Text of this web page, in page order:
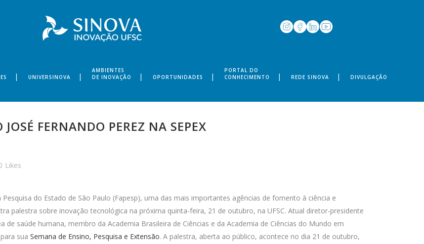
UNIVERSINOVA
AMBIENTES
DE INOVAÇÃO
OPORTUNIDADES
PORTAL DO
CONHECIMENTO
REDE SINOVA DIVULGAÇÃO
FERNANDO PEREZ NA SEPEX
Likes
do Estado de São Paulo (Fapesp), uma das mais importantes agências de fomento à ciência e
palestra sobre inovação tecnológica na próxima quinta-feira, 21 de outubro, na UFSC. Atual diretor-presidente
saúde humana, membro da Academia Brasileira de Ciências e da Academia de Ciências do Mundo em
sua Semana de Ensino, Pesquisa e Extensão. A palestra, aberta ao público, acontece no dia 21 de outubro,